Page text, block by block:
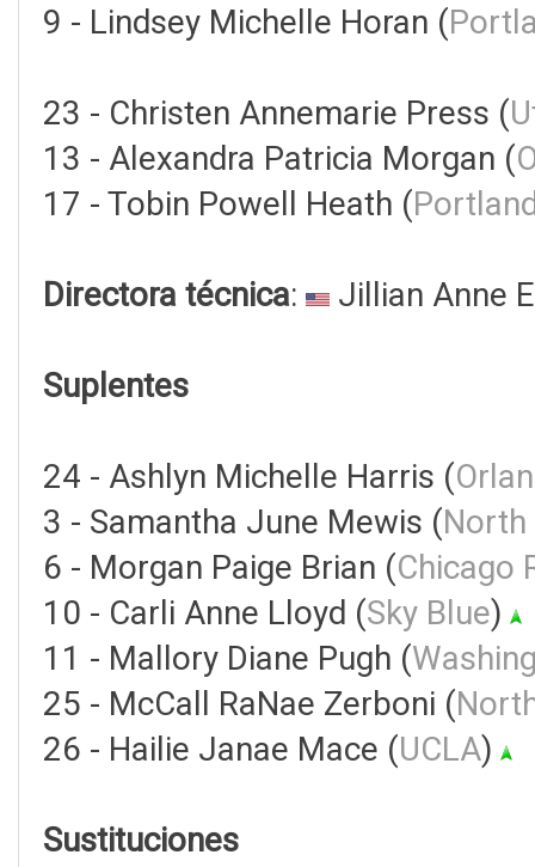
9 - Lindsey Michelle Horan (
23 - Christen Annemarie Press (
13 - Alexandra Patricia Morgan (
17 - Tobin Powell Heath (
Directora técnica: Jillian Anne
Suplentes
24 - Ashlyn Michelle Harris (
3 - Samantha June Mewis (North
6 - Morgan Paige Brian (Chicago
10 - Carli Anne Lloyd (Sky Blue)
11 - Mallory Diane Pugh (
25 - McCall RaNae Zerboni (
26 - Hailie Janae Mace (UCLA)
Sustituciones